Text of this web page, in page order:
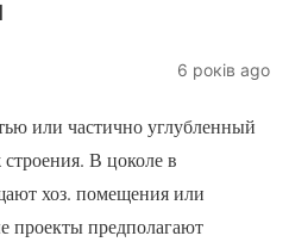
6 років ago
или частично углубленный
В цоколе в
хоз. помещения или
проекты предполагают